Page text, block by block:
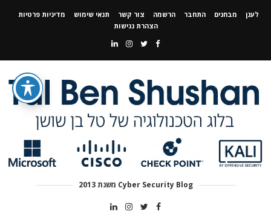
לענן מבחנים התחבר הרשמה צור קשר תנאי שימוש
מדיניות פרטיות
הצהרת נגישות
Cyber Security Blog משנת 2013